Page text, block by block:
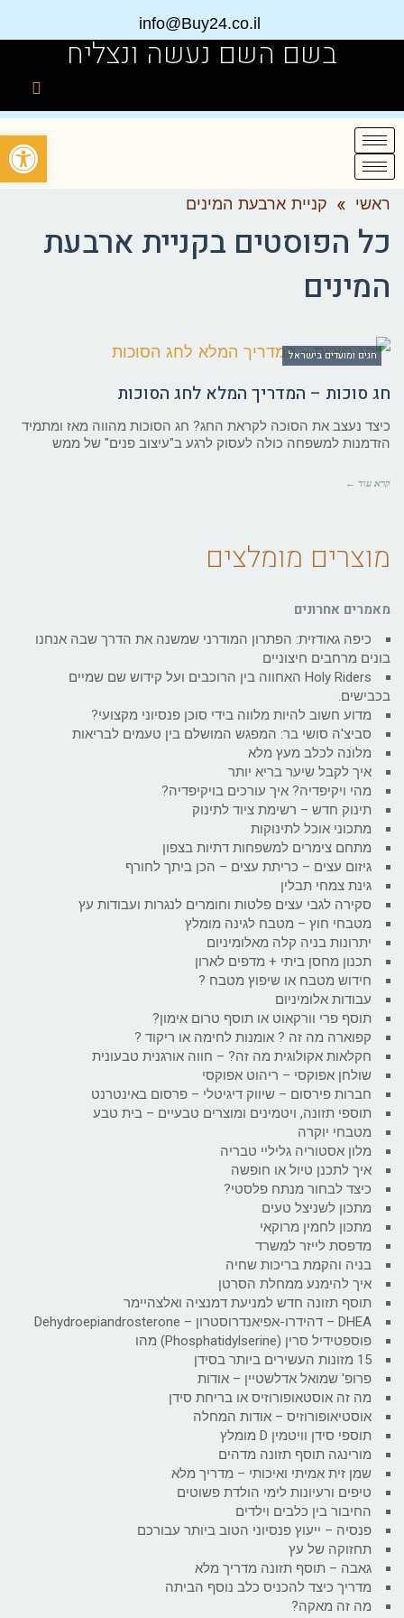
info@Buy24.co.il
בשם השם נעשה ונצליח
ראשי » קניית ארבעת המינים
כל הפוסטים בקניית ארבעת
המינים
חגים ומועדים בישראל
חג סוכות – המדריך המלא לחג הסוכות
כיצד נעצב את הסוכה לקראת החג? חג הסוכות מהווה מאז ומתמיד
הזדמנות למשפחה כולה לעסוק לרגע ב"עיצוב פנים" של ממש
קרא עוד ←
מוצרים מומלצים
מאמרים אחרונים
כיפה גאודזית: הפתרון המודרני שמשנה את הדרך שבה אנחנו
בונים מרחבים חיצוניים
Holy Riders האחווה בין הרוכבים ועל קידוש שם שמיים
בכבישים.
מדוע חשוב להיות מלווה בידי סוכן פנסיוני מקצועי?
סביצ'ה סושי בר: המפגש המושלם בין טעמים לבריאות
מלונה לכלב מעץ מלא
איך לקבל שיער בריא יותר
מהי ויקיפדיה? איך עורכים בויקיפדיה?
תינוק חדש – רשימת ציוד לתינוק
מתכוני אוכל לתינוקות
מתחם צימרים למשפחות דתיות בצפון
גיזום עצים – כריתת עצים – הכן ביתך לחורף
גינת צמחי תבלין
סקירה לגבי עצים פלטות וחומרים לנגרות ועבודות עץ
מטבחי חוץ – מטבח לגינה מומלץ
יתרונות בניה קלה מאלומיניום
תכנון מחסן ביתי + מדפים לארון
חידוש מטבח או שיפוץ מטבח ?
עבודות אלומיניום
תוסף פרי וורקאוט או תוסף טרום אימון?
קפוארה מה זה ? אומנות לחימה או ריקוד ?
חקלאות אקולוגית מה זה? – חווה אורגנית טבעונית
שולחן אפוקסי – ריהוט אפוקסי
חברות פירסום – שיווק דיגיטלי – פרסום באינטרנט
תוספי תזונה, ויטמינים ומוצרים טבעיים – בית טבע
מטבחי יוקרה
מלון אסטוריה גליליי טבריה
איך לתכנן טיול או חופשה
כיצד לבחור מנתח פלסטי?
מתכון לשניצל טעים
מתכון לחמין מרוקאי
מדפסת לייזר למשרד
בניה והקמת בריכות שחיה
איך להימנע ממחלת הסרטן
תוסף תזונה חדש למניעת דמנציה ואלצהיימר
DHEA – דהידרו-אפיאנדרוסטרון – Dehydroepiandrosterone
פוספטידיל סרין (Phosphatidylserine) מהו
15 מזונות העשירים ביותר בסידן
פרופ' שמואל אדלשטיין – אודות
מה זה אוסטאופורוזיס או בריחת סידן
אוסטיאופורוזיס – אודות המחלה
תוספי סידן וויטמין D מומלץ
מורינגה תוסף תזונה מדהים
שמן זית אמיתי ואיכותי – מדריך מלא
טיפים ורעיונות לימי הולדת פשוטים
החיבור בין כלבים וילדים
פנסיה – ייעוץ פנסיוני הטוב ביותר עבורכם
תחזוקה של עץ
גאבה – תוסף תזונה מדריך מלא
מדריך כיצד להכניס כלב נוסף הביתה
מה זה מאקה?